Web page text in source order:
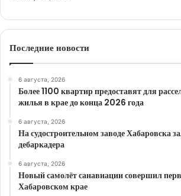
Последние новости
6 августа, 2026
Более 1100 квартир предоставят для
жилья в крае до конца 2026 года
6 августа, 2026
На судостроительном заводе Хабаровска
дебаркадера
6 августа, 2026
Новый самолёт санавиации совершил
Хабаровском крае